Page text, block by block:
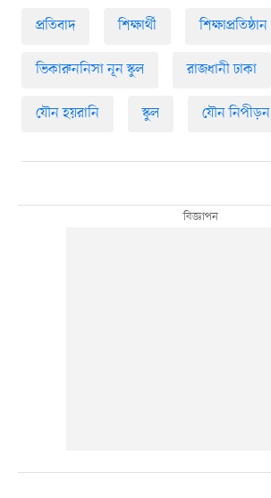
প্রতিবাদ শিক্ষার্থী শিক্ষাপ্রতিষ্ঠান
ভিকারুননিসা নূন স্কুল রাজধানী ঢাকা
যৌন হয়রানি স্কুল যৌন নিপীড়ন